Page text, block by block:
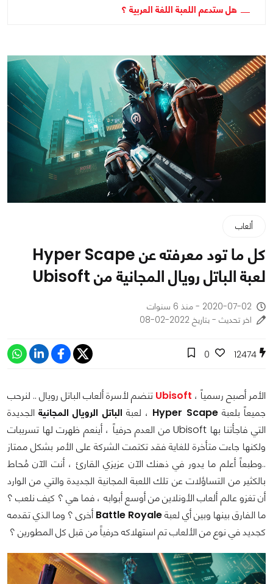
هل ستدعم اللعبة اللغة العربية ؟
ألعاب
كل ما تود معرفته عن Hyper Scape
لعبة الباتل رويال المجانية من Ubisoft
2020-07-02 - منذ 6 سنوات
اخر تحديث - بتاريخ 2022-02-08
12474
0
الأمر أصبح رسمياً ، Ubisoft تنضم لأسرة ألعاب الباتل رويال .. لنرحب
جميعاً بلعبةHyper Scape ، لعبة الباتل الرويال المجانيةالجديدة
التي فاجأتنا بها Ubisoft من العدم حرفياً ، أينعم ظهرت لها تسريبات
ولكنها جاءت متأخرة للغاية فقد تكتمت الشركة على الأمر بشكل ممتاز
..وطبعاً أعلم ما يدور في ذهنك الآن عزيزي القارئ ، أنت الآن مُحاط
بالكثير من التساؤلات عن تلك اللعبة المجانية الجديدة والتي من الوارد
أن تغزو عالم ألعاب الأونلاين من أوسع أبوابه ، فما هي ؟ كيف نلعب ؟
ما الفارق بينها وبين أي لعبةBattle Royale أخرى ؟ وما الذي تقدمه
كجديد في نوع من الألعاب تم استهلاكه حرفياً من قبل كل المطورين ؟